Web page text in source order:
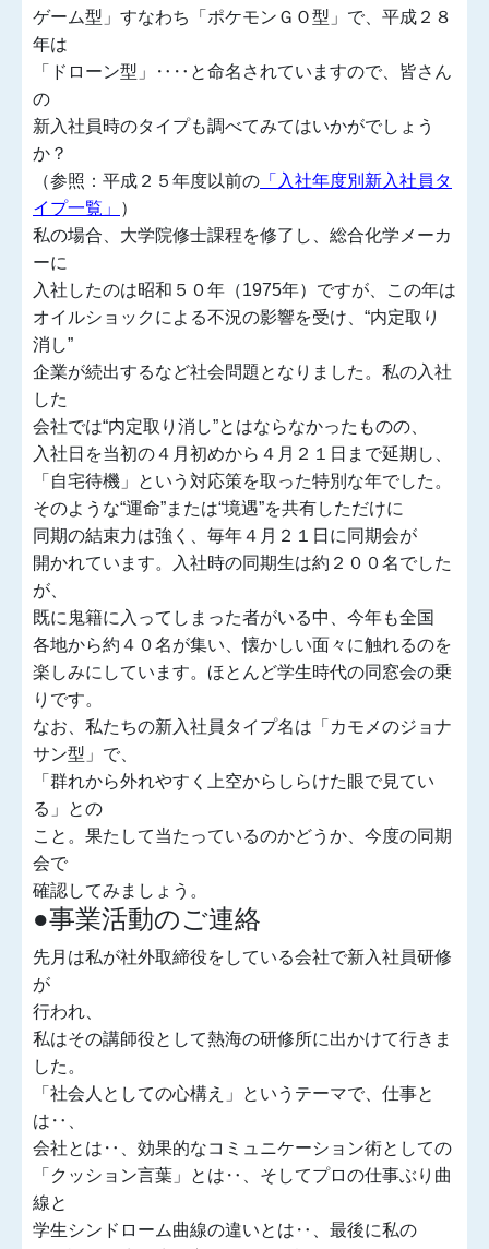
ゲーム型」すなわち「ポケモンＧＯ型」で、平成２８
年は
「ドローン型」‥‥と命名されていますので、皆さん
の
新入社員時のタイプも調べてみてはいかがでしょう
か？
（参照：平成２５年度以前の 「入社年度別新入社員タ
イプ一覧」
）
私の場合、大学院修士課程を修了し、総合化学メーカ
ーに
入社したのは昭和５０年（1975年）ですが、この年は
オイルショックによる不況の影響を受け、“内定取り
消し”
企業が続出するなど社会問題となりました。私の入社
した
会社では“内定取り消し”とはならなかったものの、
入社日を当初の４月初めから４月２１日まで延期し、
「自宅待機」という対応策を取った特別な年でした。
そのような“運命”または“境遇”を共有しただけに
同期の結束力は強く、毎年４月２１日に同期会が
開かれています。入社時の同期生は約２００名でした
が、
既に鬼籍に入ってしまった者がいる中、今年も全国
各地から約４０名が集い、懐かしい面々に触れるのを
楽しみにしています。ほとんど学生時代の同窓会の乗
りです。
なお、私たちの新入社員タイプ名は「カモメのジョナ
サン型」で、
「群れから外れやすく上空からしらけた眼で見てい
る」との
こと。果たして当たっているのかどうか、今度の同期
会で
確認してみましょう。
●事業活動のご連絡
先月は私が社外取締役をしている会社で新入社員研修
が
行われ、
私はその講師役として熱海の研修所に出かけて行きま
した。
「社会人としての心構え」というテーマで、仕事と
は‥、
会社とは‥、効果的なコミュニケーション術としての
「クッション言葉」とは‥、そしてプロの仕事ぶり曲
線と
学生シンドローム曲線の違いとは‥、最後に私の